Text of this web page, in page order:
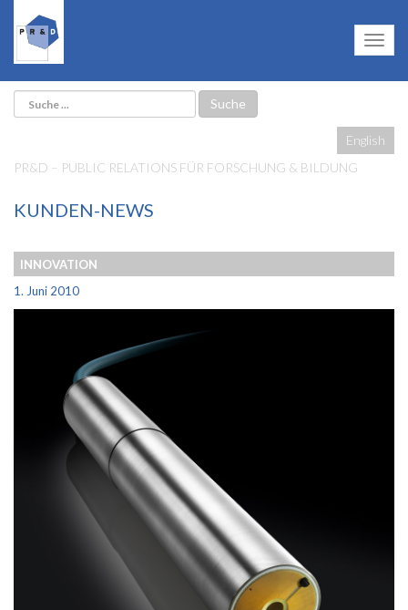
English
PR&D – PUBLIC RELATIONS FÜR FORSCHUNG & BILDUNG
KUNDEN-NEWS
INNOVATION
1. Juni 2010